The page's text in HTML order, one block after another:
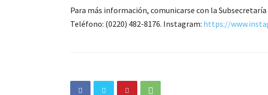
Para más información, comunicarse con la Subsecretaría
Teléfono: (0220) 482-8176. Instagram: https://